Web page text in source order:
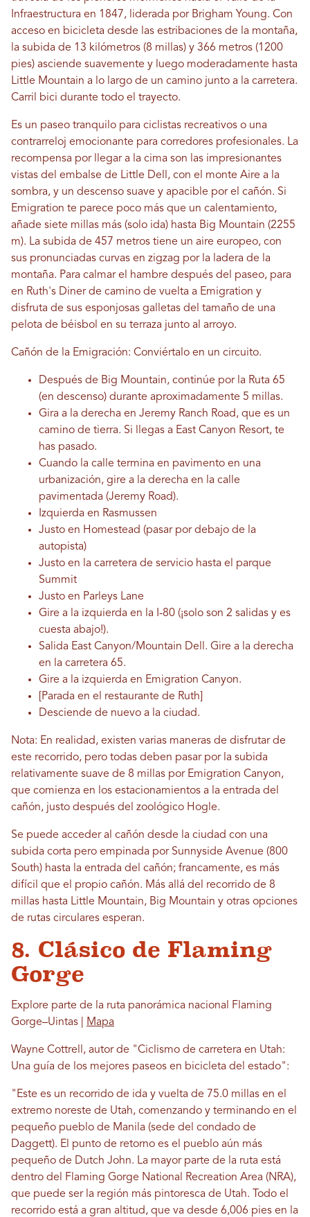
Infraestructura en 1847, liderada por Brigham Young. Con
acceso en bicicleta desde las estribaciones de la montaña,
la subida de 13 kilómetros (8 millas) y 366 metros (1200
pies) asciende suavemente y luego moderadamente hasta
Little Mountain a lo largo de un camino junto a la carretera.
Carril bici durante todo el trayecto.
Es un paseo tranquilo para ciclistas recreativos o una
contrarreloj emocionante para corredores profesionales. La
recompensa por llegar a la cima son las impresionantes
vistas del embalse de Little Dell, con el monte Aire a la
sombra, y un descenso suave y apacible por el cañón. Si
Emigration te parece poco más que un calentamiento,
añade siete millas más (solo ida) hasta Big Mountain (2255
m). La subida de 457 metros tiene un aire europeo, con
sus pronunciadas curvas en zigzag por la ladera de la
montaña. Para calmar el hambre después del paseo, para
en Ruth's Diner de camino de vuelta a Emigration y
disfruta de sus esponjosas galletas del tamaño de una
pelota de béisbol en su terraza junto al arroyo.
Cañón de la Emigración: Conviértalo en un circuito.
Después de Big Mountain, continúe por la Ruta 65
(en descenso) durante aproximadamente 5 millas.
Gira a la derecha en Jeremy Ranch Road, que es un
camino de tierra. Si llegas a East Canyon Resort, te
has pasado.
Cuando la calle termina en pavimento en una
urbanización, gire a la derecha en la calle
pavimentada (Jeremy Road).
Izquierda en Rasmussen
Justo en Homestead (pasar por debajo de la
autopista)
Justo en la carretera de servicio hasta el parque
Summit
Justo en Parleys Lane
Gire a la izquierda en la I-80 (¡solo son 2 salidas y es
cuesta abajo!).
Salida East Canyon/Mountain Dell. Gire a la derecha
en la carretera 65.
Gire a la izquierda en Emigration Canyon.
[Parada en el restaurante de Ruth]
Desciende de nuevo a la ciudad.
Nota: En realidad, existen varias maneras de disfrutar de
este recorrido, pero todas deben pasar por la subida
relativamente suave de 8 millas por Emigration Canyon,
que comienza en los estacionamientos a la entrada del
cañón, justo después del zoológico Hogle.
Se puede acceder al cañón desde la ciudad con una
subida corta pero empinada por Sunnyside Avenue (800
South) hasta la entrada del cañón; francamente, es más
difícil que el propio cañón. Más allá del recorrido de 8
millas hasta Little Mountain, Big Mountain y otras opciones
de rutas circulares esperan.
8. Clásico de Flaming
Gorge
Explore parte de la ruta panorámica nacional Flaming
Gorge–Uintas |
Mapa
Wayne Cottrell, autor de "Ciclismo de carretera en Utah:
Una guía de los mejores paseos en bicicleta del estado":
"Este es un recorrido de ida y vuelta de 75.0 millas en el
extremo noreste de Utah, comenzando y terminando en el
pequeño pueblo de Manila (sede del condado de
Daggett). El punto de retorno es el pueblo aún más
pequeño de Dutch John. La mayor parte de la ruta está
dentro del Flaming Gorge National Recreation Area (NRA),
que puede ser la región más pintoresca de Utah. Todo el
recorrido está a gran altitud, que va desde 6,006 pies en la